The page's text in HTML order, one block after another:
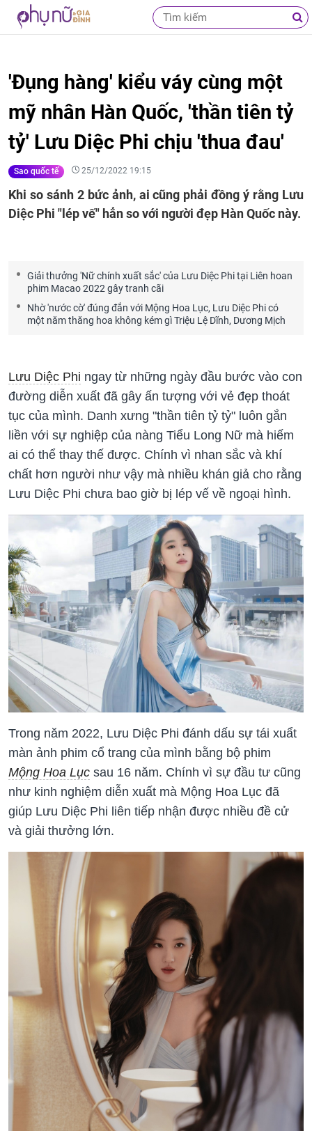
'Đụng hàng' kiểu váy cùng một
mỹ nhân Hàn Quốc, 'thần tiên tỷ
tỷ' Lưu Diệc Phi chịu 'thua đau'
Sao quốc tế 25/12/2022 19:15
Khi so sánh 2 bức ảnh, ai cũng phải đồng ý rằng Lưu
Diệc Phi "lép vế" hẳn so với người đẹp Hàn Quốc này.
Giải thưởng 'Nữ chính xuất sắc' của Lưu Diệc Phi tại Liên hoan
phim Macao 2022 gây tranh cãi
Nhờ 'nước cờ' đúng đắn với Mộng Hoa Lục, Lưu Diệc Phi có
một năm thăng hoa không kém gì Triệu Lệ Dĩnh, Dương Mịch
Lưu Diệc Phi ngay từ những ngày đầu bước vào con
đường diễn xuất đã gây ấn tượng với vẻ đẹp thoát
tục của mình. Danh xưng "thần tiên tỷ tỷ" luôn gắn
liền với sự nghiệp của nàng Tiểu Long Nữ mà hiếm
ai có thể thay thế được. Chính vì nhan sắc và khí
chất hơn người như vậy mà nhiều khán giả cho rằng
Lưu Diệc Phi chưa bao giờ bị lép vế về ngoại hình.
Trong năm 2022, Lưu Diệc Phi đánh dấu sự tái xuẩt
màn ảnh phim cổ trang của mình bằng bộ phim
Mộng Hoa Lục sau 16 năm. Chính vì sự đầu tư cũng
như kinh nghiệm diễn xuất mà Mộng Hoa Lục đã
giúp Lưu Diệc Phi liên tiếp nhận được nhiều đề cử
và giải thưởng lớn.